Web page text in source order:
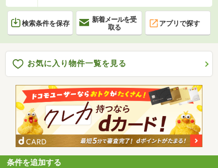
検索条件を保存
新着メールを受
取る
アプリで探す
お気に入り物件一覧を見る
条件を追加する